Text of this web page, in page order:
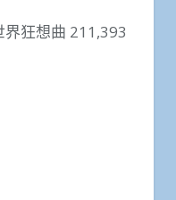
狂想曲 211,393